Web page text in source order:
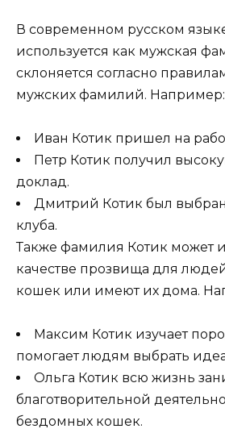
В современном русском
используется как мужская
склоняется согласно
мужских фамилий. Например:
Иван Котик пришел на
Петр Котик получил
доклад.
Дмитрий Котик был
клуба.
Также фамилия Котик может
качестве прозвища для
кошек или имеют их дома.
Максим Котик изучает
помогает людям выбрать
Ольга Котик всю жизнь
благотворительной
бездомных кошек.